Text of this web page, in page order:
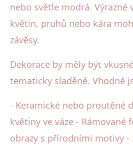
nebo světle modrá. Výrazné
květin, pruhů nebo kára
závěsy.
Dekorace by měly být
tematicky sladěné. Vhodné
- Keramické nebo proutěné
květiny ve váze - Rámované
obrazy s přírodními motivy -